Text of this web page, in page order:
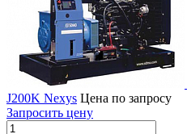
J200K Nexys Цена по запросу
Запросить цену